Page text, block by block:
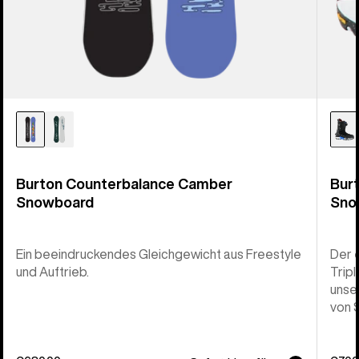
Burton Counterbalance Camber
Snowboard
Ein beeindruckendes Gleichgewicht aus Freestyle
und Auftrieb.
Der
von